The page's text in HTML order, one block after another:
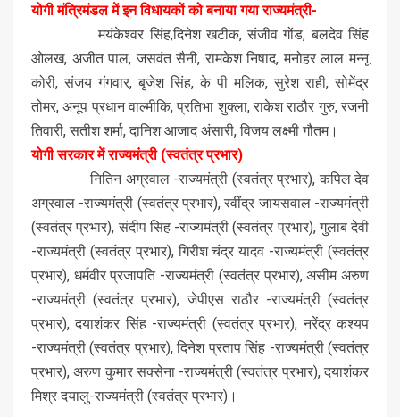
योगी मंत्रिमंडल में इन विधायकों को बनाया गया राज्यमंत्री-
मयंकेश्वर सिंह,दिनेश खटीक, संजीव गोंड, बलदेव सिंह
ओलख, अजीत पाल, जसवंत सैनी, रामकेश निषाद, मनोहर लाल मन्नू
कोरी, संजय गंगवार, बृजेश सिंह, के पी मलिक, सुरेश राही, सोमेंद्र
तोमर, अनूप प्रधान वाल्मीकि, प्रतिभा शुक्ला, राकेश राठौर गुरु, रजनी
तिवारी, सतीश शर्मा, दानिश आजाद अंसारी, विजय लक्ष्मी गौतम।
योगी सरकार में राज्यमंत्री (स्वतंत्र प्रभार)
नितिन अग्रवाल -राज्यमंत्री (स्वतंत्र प्रभार), कपिल देव
अग्रवाल -राज्यमंत्री (स्वतंत्र प्रभार), रवींद्र जायसवाल -राज्यमंत्री
(स्वतंत्र प्रभार), संदीप सिंह -राज्यमंत्री (स्वतंत्र प्रभार), गुलाब देवी
-राज्यमंत्री (स्वतंत्र प्रभार), गिरीश चंद्र यादव -राज्यमंत्री (स्वतंत्र
प्रभार), धर्मवीर प्रजापति -राज्यमंत्री (स्वतंत्र प्रभार), असीम अरुण
-राज्यमंत्री (स्वतंत्र प्रभार), जेपीएस राठौर -राज्यमंत्री (स्वतंत्र
प्रभार), दयाशंकर सिंह -राज्यमंत्री (स्वतंत्र प्रभार), नरेंद्र कश्यप
-राज्यमंत्री (स्वतंत्र प्रभार), दिनेश प्रताप सिंह -राज्यमंत्री (स्वतंत्र
प्रभार), अरुण कुमार सक्सेना -राज्यमंत्री (स्वतंत्र प्रभार), दयाशंकर
मिश्र दयालु-राज्यमंत्री (स्वतंत्र प्रभार)।